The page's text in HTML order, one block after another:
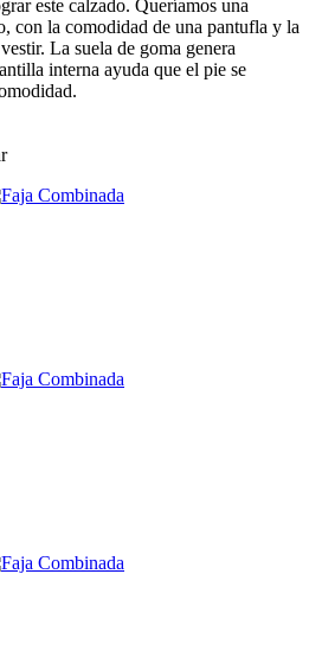
este calzado. Queríamos una
con la comodidad de una pantufla y la
La suela de goma genera
interna ayuda que el pie se